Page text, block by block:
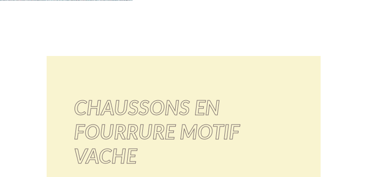
CHAUSSONS EN
FOURRURE MOTIF
VACHE